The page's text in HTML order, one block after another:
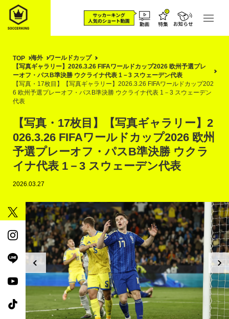
TOP 海外
ワールドカップ
【写真ギャラリー】2026.3.26 FIFAワールドカップ2026 欧州予選プレ
ーオフ・パスB準決勝 ウクライナ代表 1－3 スウェーデン代表
【写真・17枚目】【写真ギャラリー】2026.3.26 FIFAワールドカップ202
6 欧州予選プレーオフ・パスB準決勝 ウクライナ代表 1－3 スウェーデン
代表
【写真・17枚目】【写真ギャラリー】2
026.3.26 FIFAワールドカップ2026 欧州
予選プレーオフ・パスB準決勝 ウクラ
イナ代表 1－3 スウェーデン代表
2026.03.27